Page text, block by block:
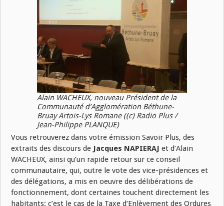
Alain WACHEUX, nouveau Président de la
Communauté d’Agglomération Béthune-
Bruay Artois-Lys Romane ((c) Radio Plus /
Jean-Philippe PLANQUE)
Vous retrouverez dans votre émission Savoir Plus, des
extraits des discours de Jacques NAPIERAJ et d’Alain
WACHEUX, ainsi qu’un rapide retour sur ce conseil
communautaire, qui, outre le vote des vice-présidences et
des délégations, a mis en oeuvre des délibérations de
fonctionnement, dont certaines touchent directement les
habitants: c’est le cas de la Taxe d’Enlèvement des Ordures